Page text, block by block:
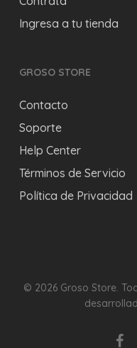
Ingresa a tu tienda
GROSO STORE
Contacto
Soporte
Help Center
Términos de Servicio
Política de Privacidad
© 2026 Groso Store.